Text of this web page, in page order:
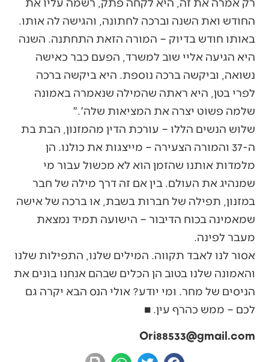
החודש ואת השנה וברכה לחתונה, והגישה לה אותו.
באותו חודש בדיוק – המורה הזאת התחתנה. השנה
היא הגיעה אליי שוב למשרד, הפעם כבר כאישה
נשואה, וביקשה ברכה נוספת. היא ביקשה ברכה
לפרי בטן, היא ראתה שהמילה שנאמרה באמונה
שלמה פשוט יצרה את המציאות שלה'."
שלוש הנשים הללו – עורכת הדין מהמזנון, הבת בת
ה-37 והמורה הצעירה – מייצגות את כולנו. הן
מלמדות אותנו שהזמן הוא לא מכשול עבור מי
שמנהיג את העולם. בין אם זה דרך מילה של חבר
במזנון, תפילה של חברות בשבת, או ברכה של אישה
שמאמינה בכוח הדיבור – הישועה תמיד נמצאת
מעבר לפינה.
אסור לנו לאבד תקווה. המילים שלנו, התפילות שלנו
והאמונה שלנו בטוב הן הכלים שבהם אנחנו בונים את
הניסים של מחר. ומי יודע? אולי הנס הבא יקרה גם
לכם – ממש כהרף עין. ■
Ori88533@gmail.com